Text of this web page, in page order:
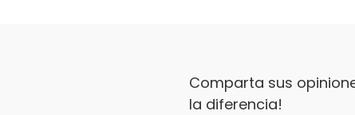
Comparta sus
la diferencia!